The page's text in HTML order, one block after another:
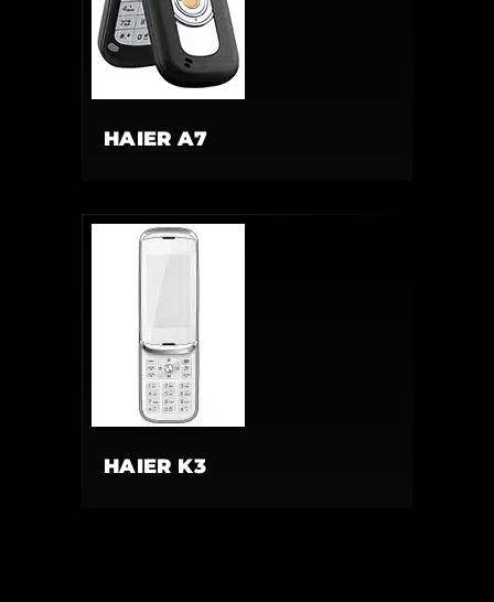
HAIER A7
HAIER K3